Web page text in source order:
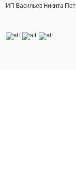
ИП Васильев Никита